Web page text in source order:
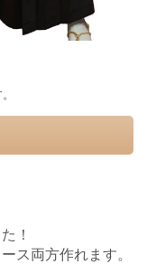
！
ス両方作れます。